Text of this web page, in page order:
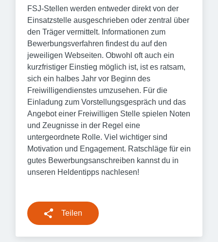
FSJ-Stellen werden entweder direkt von der
Einsatzstelle ausgeschrieben oder zentral über
den Träger vermittelt. Informationen zum
Bewerbungsverfahren findest du auf den
jeweiligen Webseiten. Obwohl oft auch ein
kurzfristiger Einstieg möglich ist, ist es ratsam,
sich ein halbes Jahr vor Beginn des
Freiwilligendienstes umzusehen. Für die
Einladung zum Vorstellungsgespräch und das
Angebot einer Freiwilligen Stelle spielen Noten
und Zeugnisse in der Regel eine
untergeordnete Rolle. Viel wichtiger sind
Motivation und Engagement. Ratschläge für ein
gutes Bewerbungsanschreiben kannst du in
unseren Heldentipps nachlesen!
Teilen